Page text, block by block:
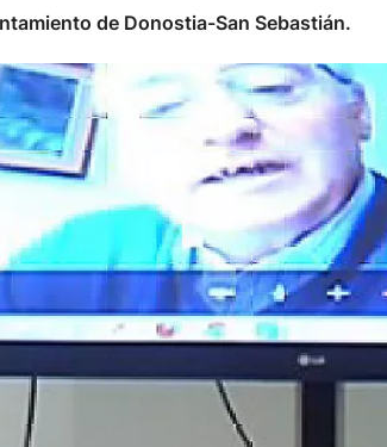
de Donostia-San Sebastián.